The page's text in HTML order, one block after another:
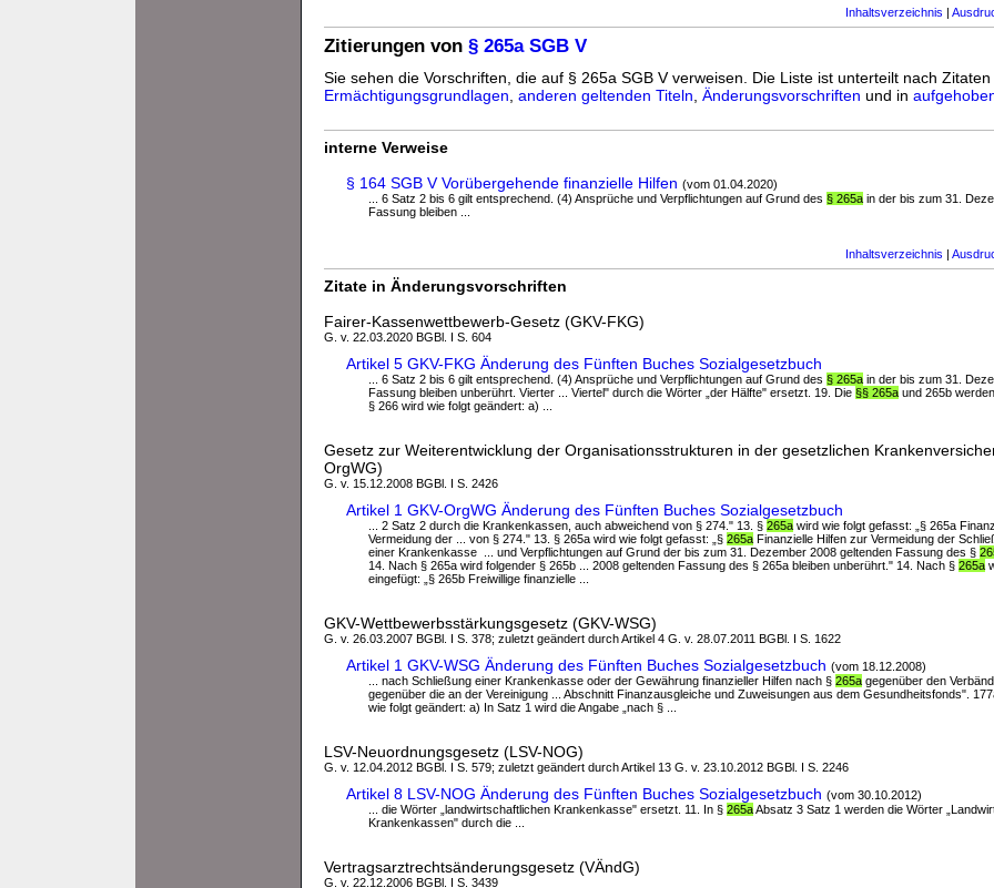
Inhaltsverzeichnis |
Zitierungen von § 265a SGB V
Sie sehen die Vorschriften, die auf § 265a SGB V verweisen. Die Liste ist unterteilt nach Zitaten
Ermächtigungsgrundlagen anderen geltenden Titeln Änderungsvorschriften und in
interne Verweise
§ 164 SGB V Vorübergehende finanzielle Hilfen (vom 01.04.2020)
... 6 Satz 2 bis 6 gilt entsprechend. (4) Ansprüche und Verpflichtungen auf Grund des § 265a in der bis zum 31.
Fassung bleiben ...
Inhaltsverzeichnis |
Zitate in Änderungsvorschriften
Fairer-Kassenwettbewerb-Gesetz (GKV-FKG)
G. v. 22.03.2020 BGBl. I S. 604
Artikel 5 GKV-FKG Änderung des Fünften Buches Sozialgesetzbuch
... 6 Satz 2 bis 6 gilt entsprechend. (4) Ansprüche und Verpflichtungen auf Grund des § 265a in der bis zum 31.
Fassung bleiben unberührt. Vierter ... Viertel" durch die Wörter „der Hälfte" ersetzt. 19. Die §§ 265a und 265b
§ 266 wird wie folgt geändert: a) ...
Gesetz zur Weiterentwicklung der Organisationsstrukturen in der gesetzlichen
OrgWG)
G. v. 15.12.2008 BGBl. I S. 2426
Artikel 1 GKV-OrgWG Änderung des Fünften Buches Sozialgesetzbuch
... 2 Satz 2 durch die Krankenkassen, auch abweichend von § 274." 13. § 265a wird wie folgt gefasst: „§ 265a
Vermeidung der ... von § 274." 13. § 265a wird wie folgt gefasst: „§ 265a Finanzielle Hilfen zur Vermeidung der
einer Krankenkasse ... und Verpflichtungen auf Grund der bis zum 31. Dezember 2008 geltenden Fassung des §
14. Nach § 265a wird folgender § 265b ... 2008 geltenden Fassung des § 265a bleiben unberührt." 14. Nach § 265a
eingefügt: „§ 265b Freiwillige finanzielle ...
GKV-Wettbewerbsstärkungsgesetz (GKV-WSG)
G. v. 26.03.2007 BGBl. I S. 378; zuletzt geändert durch Artikel 4 G. v. 28.07.2011 BGBl. I S. 1622
Artikel 1 GKV-WSG Änderung des Fünften Buches Sozialgesetzbuch (vom 18.12.2008)
... nach Schließung einer Krankenkasse oder der Gewährung finanzieller Hilfen nach § 265a gegenüber den
gegenüber die an der Vereinigung ... Abschnitt Finanzausgleiche und Zuweisungen aus dem Gesundheitsfonds".
wie folgt geändert: a) In Satz 1 wird die Angabe „nach § ...
LSV-Neuordnungsgesetz (LSV-NOG)
G. v. 12.04.2012 BGBl. I S. 579; zuletzt geändert durch Artikel 13 G. v. 23.10.2012 BGBl. I S. 2246
Artikel 8 LSV-NOG Änderung des Fünften Buches Sozialgesetzbuch (vom 30.10.2012)
... die Wörter „landwirtschaftlichen Krankenkasse" ersetzt. 11. In § 265aAbsatz 3 Satz 1 werden die Wörter
Krankenkassen" durch die ...
Vertragsarztrechtsänderungsgesetz (VÄndG)
G. v. 22.12.2006 BGBl. I S. 3439